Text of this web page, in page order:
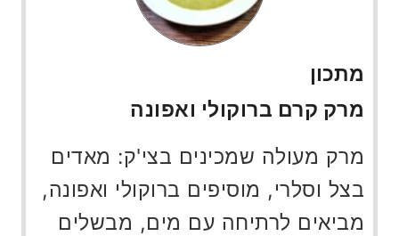
מתכון
מרק קרם ברוקולי ואפונה
מרק מעולה שמכינים בצי'ק: מאדים
בצל וסלרי, מוסיפים ברוקולי ואפונה,
מביאים לרתיחה עם מים, מבשלים